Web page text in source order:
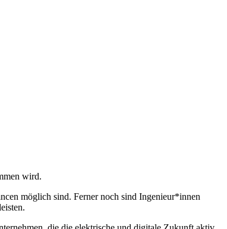
wird.
möglich sind. Ferner noch sind Ingenieur*innen